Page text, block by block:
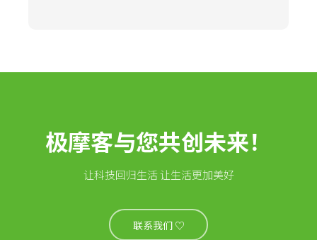
极摩客与您共创未来！
让科技回归生活 让生活更加美好
联系我们 ♡